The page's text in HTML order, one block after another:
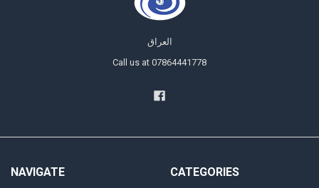
العراق
Call us at 07864441778
NAVIGATE CATEGORIES